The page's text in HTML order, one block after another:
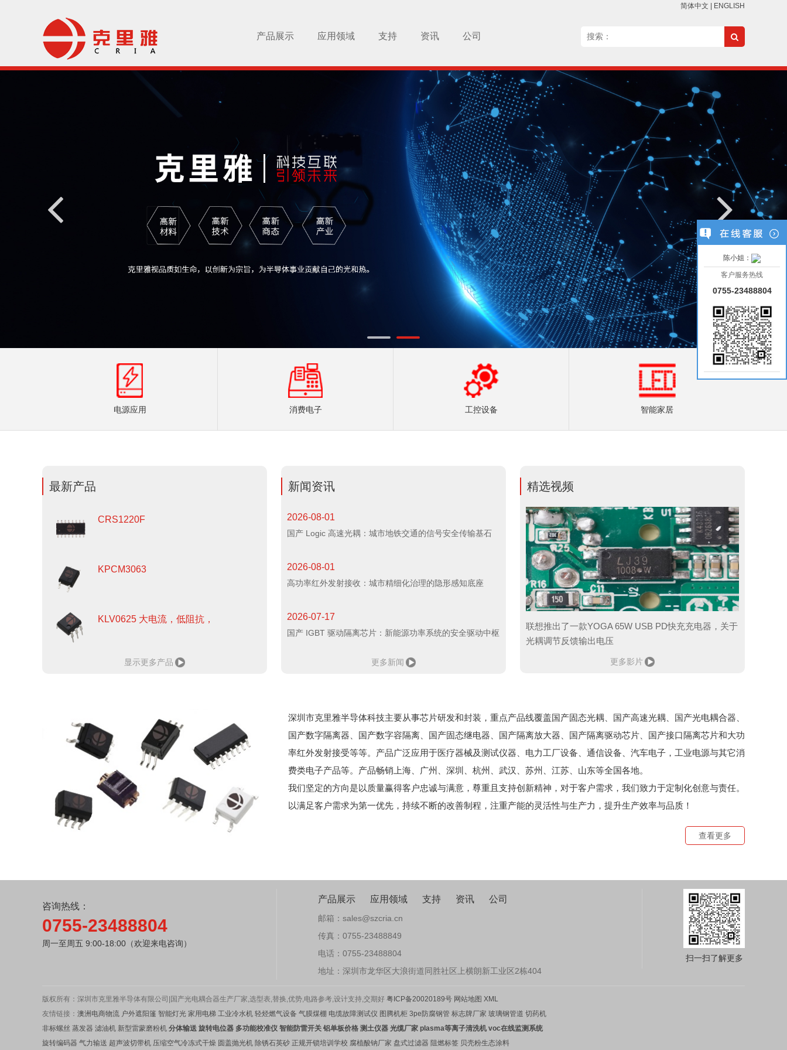
简体中文 ENGLISH
产品展示 应用领域 支持 资讯 公司
电源应用 消费电子 工控设备 智能家居
最新产品
CRS1220F
KPCM3063
KLV0625 大电流，低阻抗，
显示更多产品
新闻资讯
2026-08-01
国产 Logic 高速光耦：城市地铁交通的信号安全传输基石
2026-08-01
高功率红外发射接收：城市精细化治理的隐形感知底座
2026-07-17
国产 IGBT 驱动隔离芯片：新能源功率系统的安全驱动中枢
更多新闻
精选视频
联想推出了一款YOGA 65W USB PD快充充电器，关于
光耦调节反馈输出电压
更多影片
深圳市克里雅半导体科技主要从事芯片研发和封装，重点产品线覆盖国产固态光耦、国产高速光耦、国产光电耦合器、
国产数字隔离器、国产数字容隔离、国产固态继电器、国产隔离放大器、国产隔离驱动芯片、国产接口隔离芯片和大功
率红外发射接受等等。产品广泛应用于医疗器械及测试仪器、电力工厂设备、通信设备、汽车电子，工业电源与其它消
费类电子产品等。产品畅销上海、广州、深圳、杭州、武汉、苏州、江苏、山东等全国各地。
我们坚定的方向是以质量赢得客户忠诚与满意，尊重且支持创新精神，对于客户需求，我们致力于定制化创意与责任。
以满足客户需求为第一优先，持续不断的改善制程，注重产能的灵活性与生产力，提升生产效率与品质！
查看更多
咨询热线：
0755-23488804
周一至周五 9:00-18:00（欢迎来电咨询）
产品展示 应用领域 支持 资讯 公司
邮箱：sales@szcria.cn
传真：0755-23488849
电话：0755-23488804
地址：深圳市龙华区大浪街道同胜社区上横朗新工业区2栋404
扫一扫了解更多
版权所有：深圳市克里雅半导体有限公司|国产光电耦合器生产厂家,选型表,替换,优势,电路参考,设计支持,交期好 粤ICP备20020189号 网站地图 XML
友情链接： 澳洲电商物流 户外遮阳篷 智能灯光 家用电梯 工业冷水机 轻烃燃气设备 气膜煤棚 电缆故障测试仪 图腾机柜 3pe防腐钢管 标志牌厂家 玻璃钢管道 切药机
非标螺丝 蒸发器 滤油机 新型雷蒙磨粉机 分体输送 旋转电位器 多功能校准仪 智能防雷开关 铝单板价格 测土仪器 光缆厂家 plasma等离子清洗机 voc在线监测系统
旋转编码器 气力输送 超声波切带机 压缩空气冷冻式干燥 圆盖抛光机 除锈石英砂 正规开锁培训学校 腐植酸钠厂家 盘式过滤器 阻燃标签 贝壳粉生态涂料
陈小姐：
客户服务热线
0755-23488804